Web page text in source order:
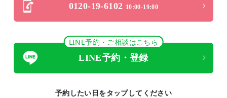
0120-19-6102 10:00-19:00
LINE予約・ご相談はこちら
LINE予約・登録
予約したい日をタップしてください